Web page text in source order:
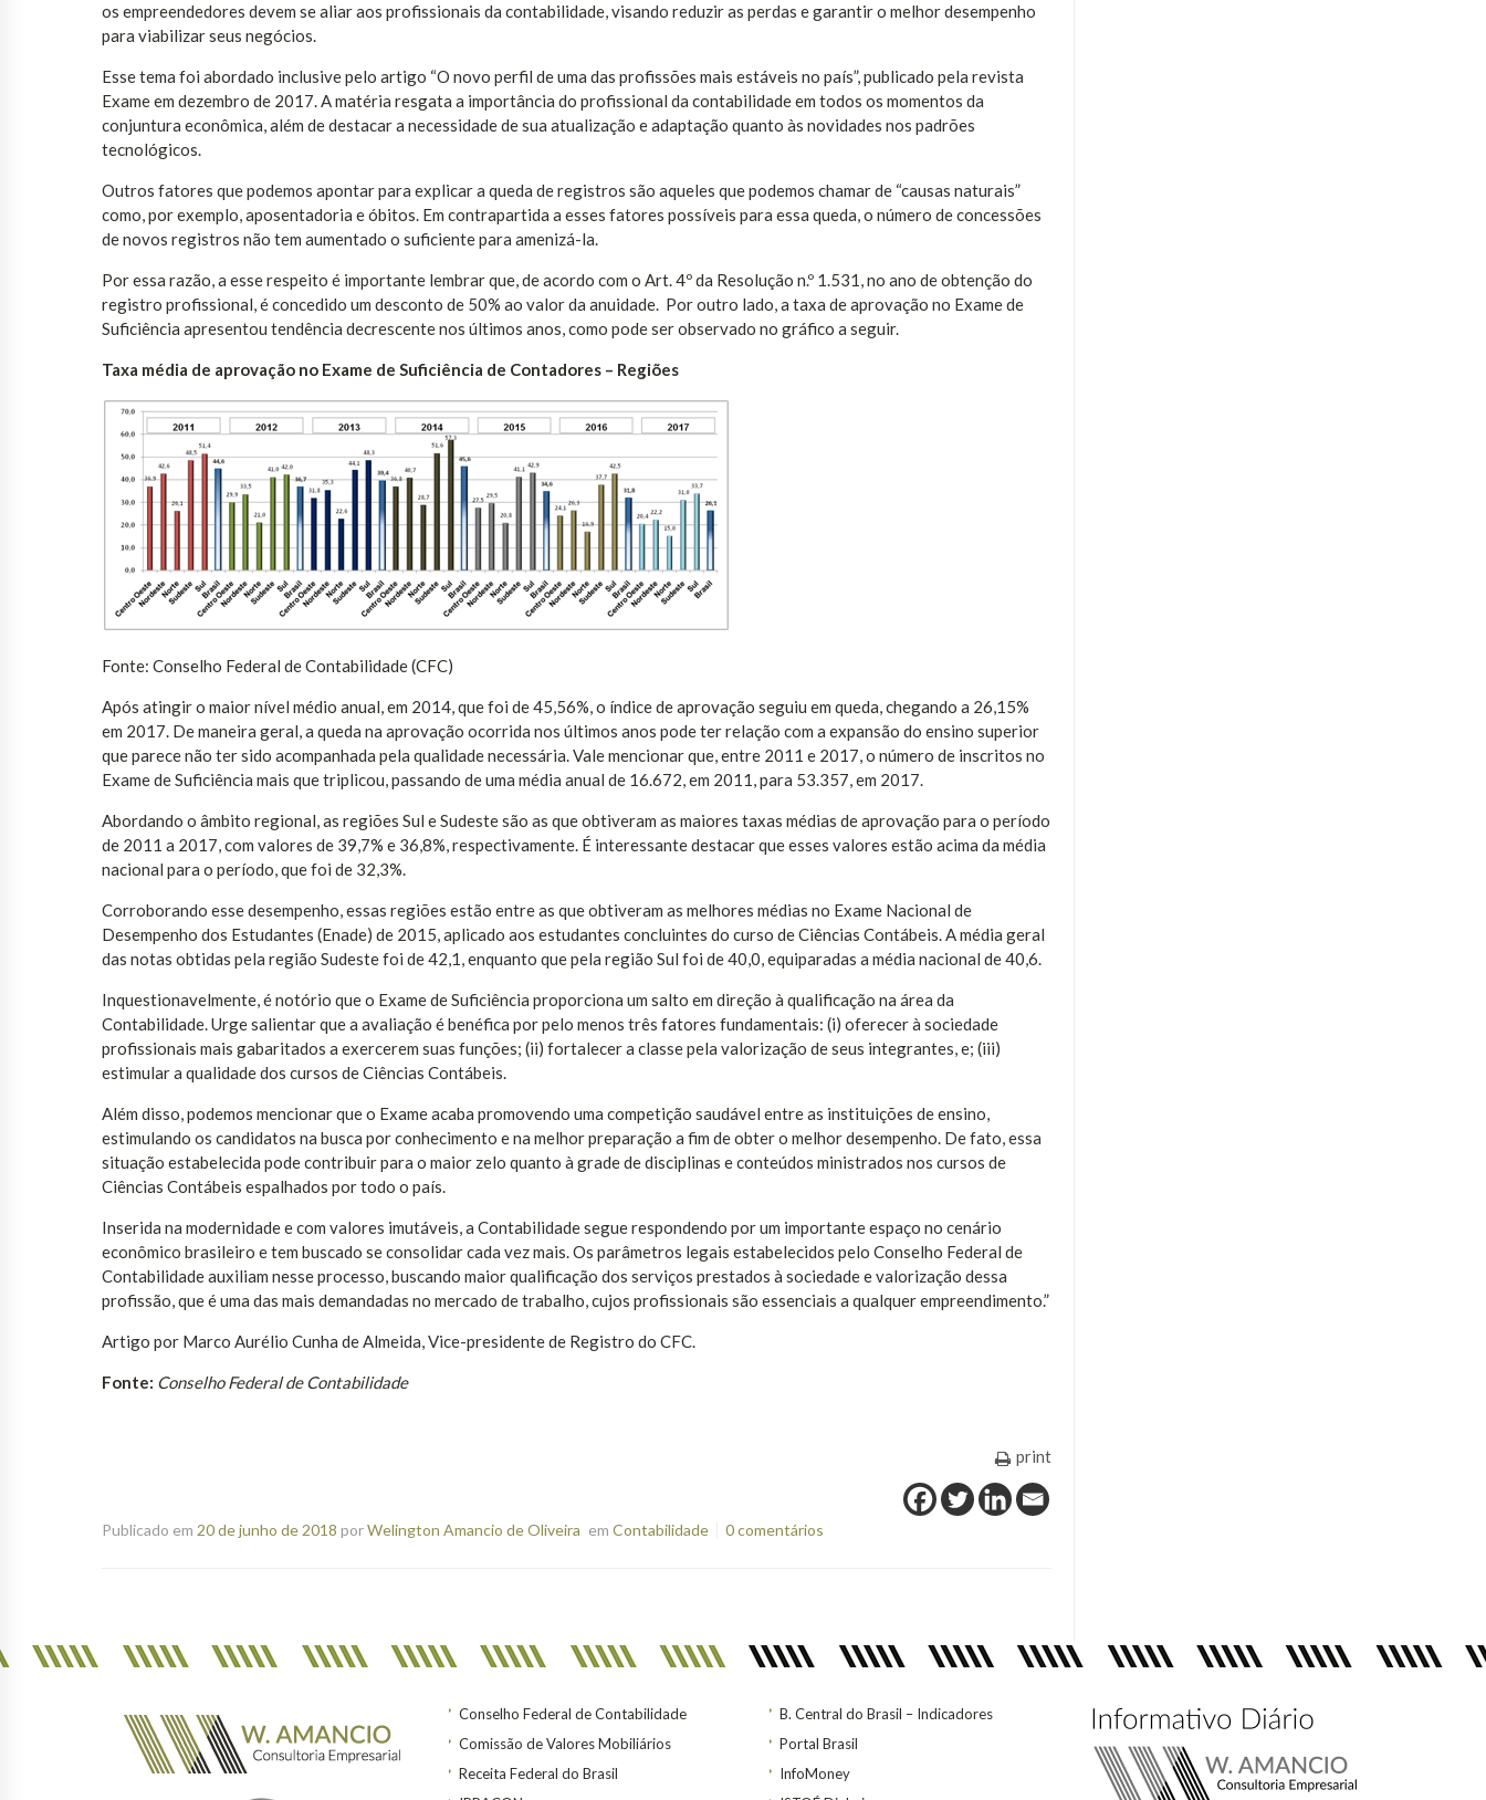
os empreendedores devem se aliar aos profissionais da contabilidade, visando reduzir as perdas e garantir o melhor desempenho
para viabilizar seus negócios.
Esse tema foi abordado inclusive pelo artigo “O novo perfil de uma das profissões mais estáveis no país”, publicado pela revista
Exame em dezembro de 2017. A matéria resgata a importância do profissional da contabilidade em todos os momentos da
conjuntura econômica, além de destacar a necessidade de sua atualização e adaptação quanto às novidades nos padrões
tecnológicos.
Outros fatores que podemos apontar para explicar a queda de registros são aqueles que podemos chamar de “causas naturais”
como, por exemplo, aposentadoria e óbitos. Em contrapartida a esses fatores possíveis para essa queda, o número de concessões
de novos registros não tem aumentado o suficiente para amenizá-la.
Por essa razão, a esse respeito é importante lembrar que, de acordo com o Art. 4º da Resolução n.º 1.531, no ano de obtenção do
registro profissional, é concedido um desconto de 50% ao valor da anuidade. Por outro lado, a taxa de aprovação no Exame de
Suficiência apresentou tendência decrescente nos últimos anos, como pode ser observado no gráfico a seguir.
Taxa média de aprovação no Exame de Suficiência de Contadores – Regiões
Fonte: Conselho Federal de Contabilidade (CFC)
Após atingir o maior nível médio anual, em 2014, que foi de 45,56%, o índice de aprovação seguiu em queda, chegando a 26,15%
em 2017. De maneira geral, a queda na aprovação ocorrida nos últimos anos pode ter relação com a expansão do ensino superior
que parece não ter sido acompanhada pela qualidade necessária. Vale mencionar que, entre 2011 e 2017, o número de inscritos no
Exame de Suficiência mais que triplicou, passando de uma média anual de 16.672, em 2011, para 53.357, em 2017.
Abordando o âmbito regional, as regiões Sul e Sudeste são as que obtiveram as maiores taxas médias de aprovação para o período
de 2011 a 2017, com valores de 39,7% e 36,8%, respectivamente. É interessante destacar que esses valores estão acima da média
nacional para o período, que foi de 32,3%.
Corroborando esse desempenho, essas regiões estão entre as que obtiveram as melhores médias no Exame Nacional de
Desempenho dos Estudantes (Enade) de 2015, aplicado aos estudantes concluintes do curso de Ciências Contábeis. A média geral
das notas obtidas pela região Sudeste foi de 42,1, enquanto que pela região Sul foi de 40,0, equiparadas a média nacional de 40,6.
Inquestionavelmente, é notório que o Exame de Suficiência proporciona um salto em direção à qualificação na área da
Contabilidade. Urge salientar que a avaliação é benéfica por pelo menos três fatores fundamentais: (i) oferecer à sociedade
profissionais mais gabaritados a exercerem suas funções; (ii) fortalecer a classe pela valorização de seus integrantes, e; (iii)
estimular a qualidade dos cursos de Ciências Contábeis.
Além disso, podemos mencionar que o Exame acaba promovendo uma competição saudável entre as instituições de ensino,
estimulando os candidatos na busca por conhecimento e na melhor preparação a fim de obter o melhor desempenho. De fato, essa
situação estabelecida pode contribuir para o maior zelo quanto à grade de disciplinas e conteúdos ministrados nos cursos de
Ciências Contábeis espalhados por todo o país.
Inserida na modernidade e com valores imutáveis, a Contabilidade segue respondendo por um importante espaço no cenário
econômico brasileiro e tem buscado se consolidar cada vez mais. Os parâmetros legais estabelecidos pelo Conselho Federal de
Contabilidade auxiliam nesse processo, buscando maior qualificação dos serviços prestados à sociedade e valorização dessa
profissão, que é uma das mais demandadas no mercado de trabalho, cujos profissionais são essenciais a qualquer empreendimento.”
Artigo por Marco Aurélio Cunha de Almeida, Vice-presidente de Registro do CFC.
Fonte: Conselho Federal de Contabilidade
print
Publicado em 20 de junho de 2018 porWelington Amancio de Oliveira em Contabilidade 0 comentários
Conselho Federal de Contabilidade
Comissão de Valores Mobiliários
Receita Federal do Brasil
B. Central do Brasil – Indicadores
Portal Brasil
InfoMoney